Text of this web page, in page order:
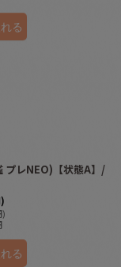
る
プレNEO)【状態A】/
)
る